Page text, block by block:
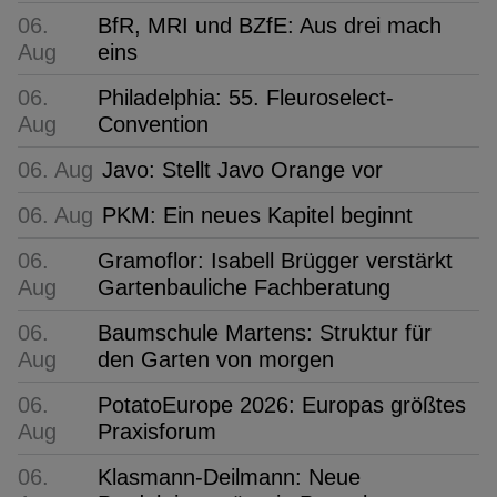
06.
Aug
BfR, MRI und BZfE: Aus drei mach
eins
06.
Aug
Philadelphia: 55. Fleuroselect-
Convention
06. Aug Javo: Stellt Javo Orange vor
06. Aug PKM: Ein neues Kapitel beginnt
06.
Aug
Gramoflor: Isabell Brügger verstärkt
Gartenbauliche Fachberatung
06.
Aug
Baumschule Martens: Struktur für
den Garten von morgen
06.
Aug
PotatoEurope 2026: Europas größtes
Praxisforum
06.
Klasmann-Deilmann: Neue